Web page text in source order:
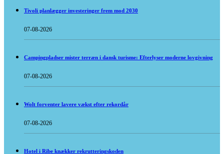
Tivoli planlægger investeringer frem mod 2030
07-08-2026
Campingpladser mister terræn i dansk turisme: Efterlyser moderne lovgivning
07-08-2026
Wolt forventer lavere vækst efter rekordår
07-08-2026
Hotel i Ribe knækker rekrutteringskoden